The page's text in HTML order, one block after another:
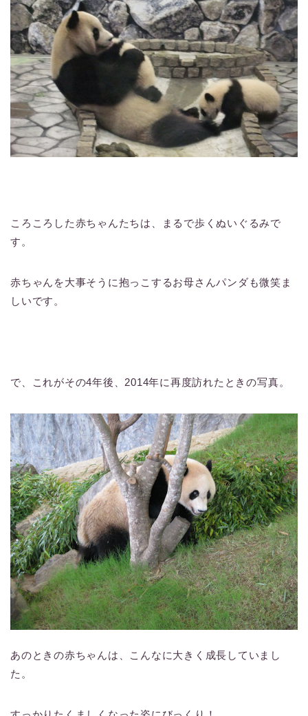
ころころした赤ちゃんたちは、まるで歩くぬいぐるみで
す。
赤ちゃんを大事そうに抱っこするお母さんパンダも微笑ま
しいです。
で、これがその4年後、2014年に再度訪れたときの写真。
あのときの赤ちゃんは、こんなに大きく成長していまし
た。